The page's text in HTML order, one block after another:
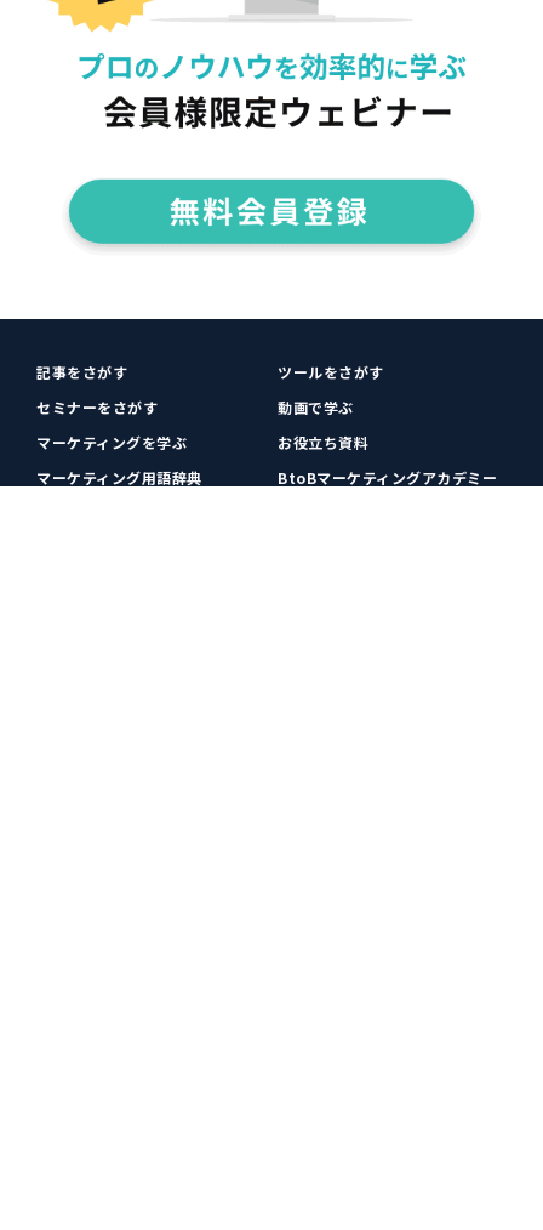
記事をさがす
ツールをさがす
セミナーをさがす
動画で学ぶ
マーケティングを学ぶ
お役立ち資料
マーケティング用語辞典
BtoBマーケティングアカデミー